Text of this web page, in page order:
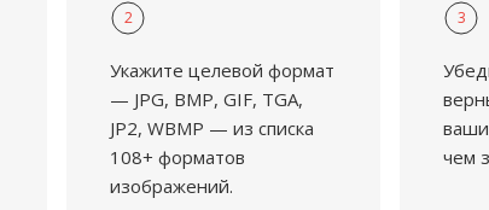
2
Укажите целевой формат
— JPG, BMP, GIF, TGA,
JP2, WBMP — из списка
108+ форматов
изображений.
3
чем